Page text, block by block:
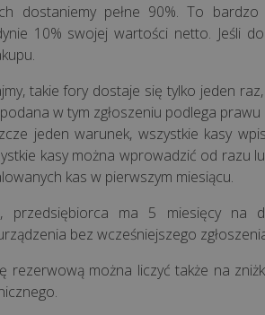
dostaniemy pełne 90%. To
10% swojej wartości netto. Jeśli
takie fory dostaje się tylko jeden
w tym zgłoszeniu podlega
jeden warunek, wszystkie kasy
kasy można wprowadzić od razu
kas w pierwszym miesiącu.
przedsiębiorca ma 5 miesięcy na
bez wcześniejszego
rezerwową można liczyć także na